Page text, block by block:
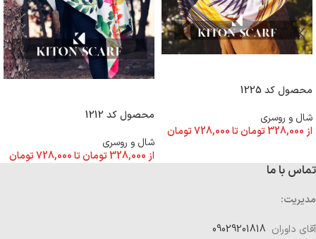
محصول کد 1225
شال و روسری
از 328,000تومانتا728,000تومان
محصول کد 1212
شال و روسری
از 328,000تومانتا728,000تومان
تماس با ما
مدیریت:
آقای داوران